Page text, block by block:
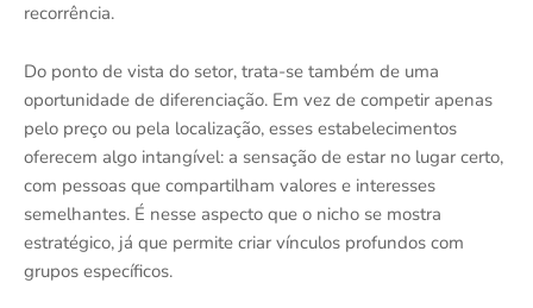
recorrência.
Do ponto de vista do setor, trata-se também de uma
oportunidade de diferenciação. Em vez de competir apenas
pelo preço ou pela localização, esses estabelecimentos
oferecem algo intangível: a sensação de estar no lugar certo,
com pessoas que compartilham valores e interesses
semelhantes. É nesse aspecto que o nicho se mostra
estratégico, já que permite criar vínculos profundos com
grupos específicos.